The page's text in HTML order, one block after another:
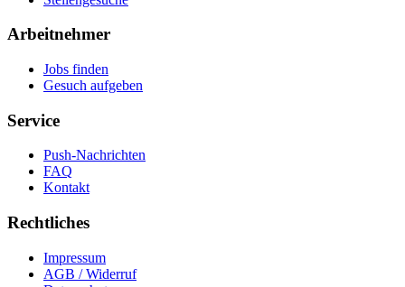
Arbeitnehmer
Jobs finden
Gesuch aufgeben
Service
Push-Nachrichten
FAQ
Kontakt
Rechtliches
Impressum
AGB / Widerruf